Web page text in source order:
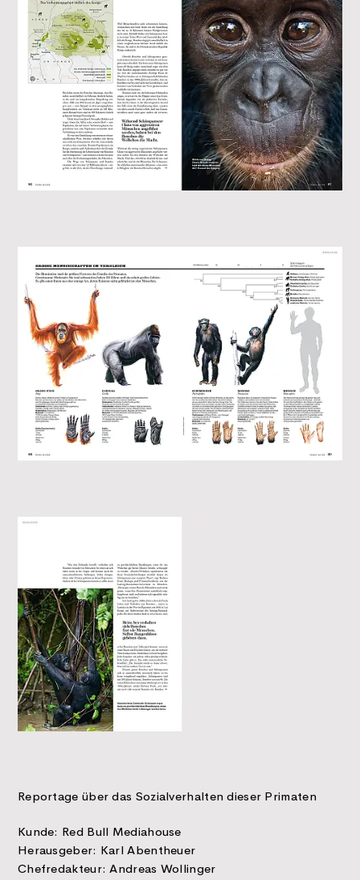
Reportage über das Sozialverhalten dieser Primaten
Kunde: Red Bull Mediahouse
Herausgeber: Karl Abentheuer
Chefredakteur: Andreas Wollinger